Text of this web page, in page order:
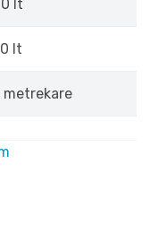
lt
lt
metrekare